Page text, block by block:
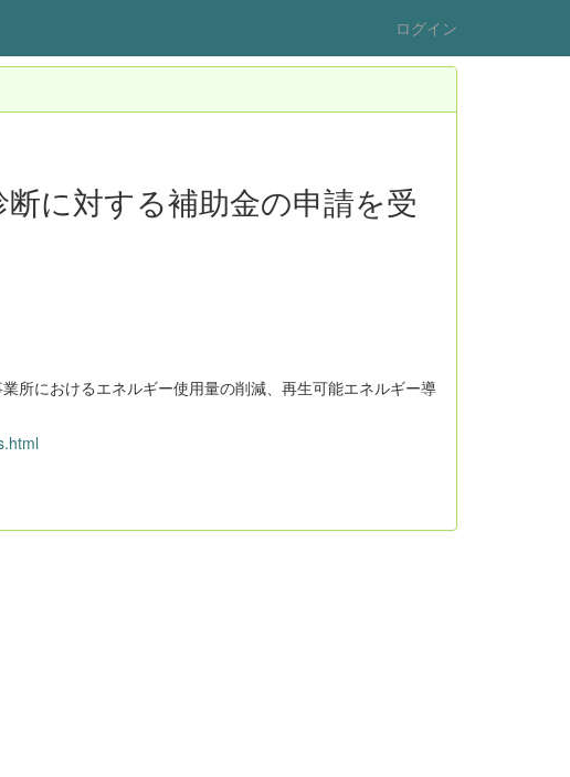
ログイン
に対する補助金の申請を受
所におけるエネルギー使用量の削減、再生可能エネルギー導